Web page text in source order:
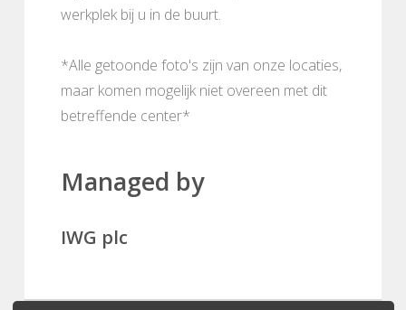
werkplek bij u in de buurt.
*Alle getoonde foto's zijn van onze locaties,
maar komen mogelijk niet overeen met dit
betreffende center*
Managed by
IWG plc